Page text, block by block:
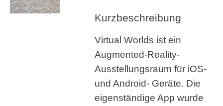
Kurzbeschreibung
Virtual Worlds ist ein
Augmented-Reality-
Ausstellungsraum für iOS-
und Android- Geräte. Die
eigenständige App wurde